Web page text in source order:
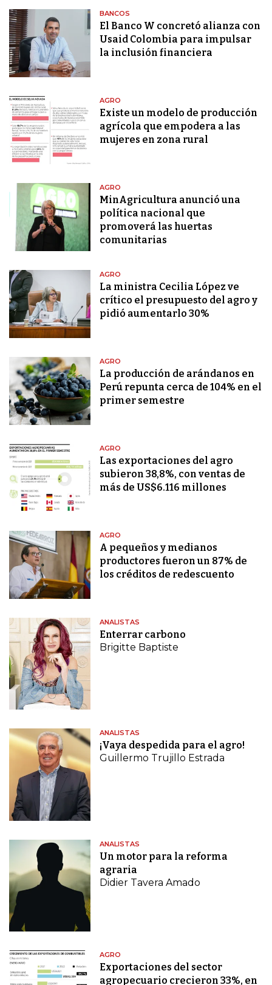
BANCOS
El Banco W concretó alianza con
Usaid Colombia para impulsar
la inclusión financiera
AGRO
Existe un modelo de producción
agrícola que empodera a las
mujeres en zona rural
AGRO
MinAgricultura anunció una
política nacional que
promoverá las huertas
comunitarias
AGRO
La ministra Cecilia López ve
crítico el presupuesto del agro y
pidió aumentarlo 30%
AGRO
La producción de arándanos en
Perú repunta cerca de 104% en el
primer semestre
AGRO
Las exportaciones del agro
subieron 38,8%, con ventas de
más de US$6.116 millones
AGRO
A pequeños y medianos
productores fueron un 87% de
los créditos de redescuento
ANALISTAS
Enterrar carbono
Brigitte Baptiste
ANALISTAS
¡Vaya despedida para el agro!
Guillermo Trujillo Estrada
ANALISTAS
Un motor para la reforma
agraria
Didier Tavera Amado
AGRO
Exportaciones del sector
agropecuario crecieron 33%, en